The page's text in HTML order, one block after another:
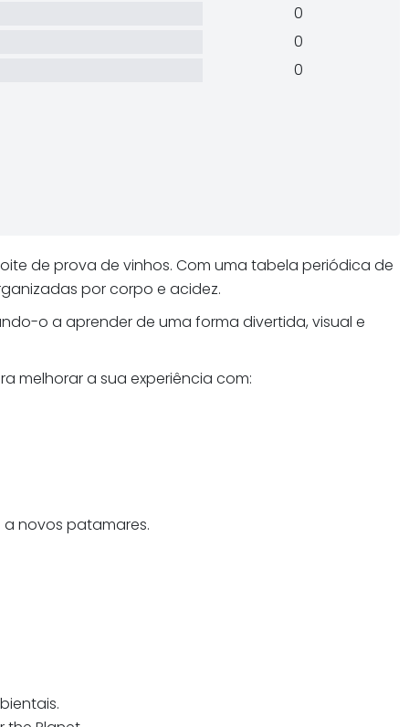
0
0
0
de prova de vinhos. Com uma tabela periódica de
por corpo e acidez.
o a aprender de uma forma divertida, visual e
melhorar a sua experiência com:
a novos patamares.